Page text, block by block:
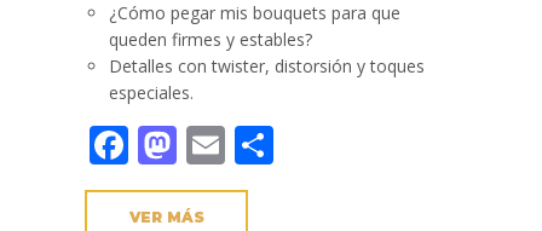
¿Cómo pegar mis bouquets para que
queden firmes y estables?
Detalles con twister, distorsión y toques
especiales.
Facebook
Mastodon
Email
VER MÁS